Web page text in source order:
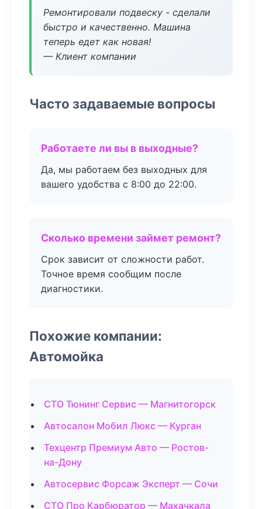
Ремонтировали подвеску - сделали
быстро и качественно. Машина
теперь едет как новая!
— Клиент компании
Часто задаваемые вопросы
Работаете ли вы в выходные?
Да, мы работаем без выходных для
вашего удобства с 8:00 до 22:00.
Сколько времени займет ремонт?
Срок зависит от сложности работ.
Точное время сообщим после
диагностики.
Похожие компании:
Автомойка
СТО Тюнинг Сервис — Магнитогорск
Автосалон Мобил Люкс — Курган
Техцентр Премиум Авто — Ростов-
на-Дону
Автосервис Форсаж Эксперт — Сочи
СТО Про Карбюратор — Махачкала